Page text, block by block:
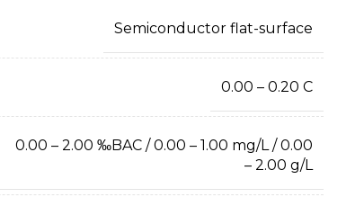
Semiconductor flat-surface
0.00 – 0.20 C
0.00 – 2.00 ‰BAC / 0.00 – 1.00 mg/L / 0.00
– 2.00 g/L